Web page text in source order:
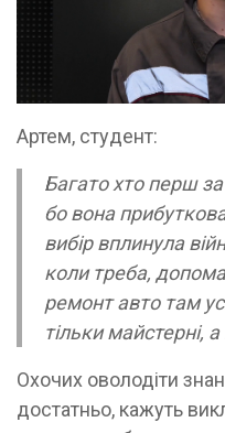
Артем, студент:
Багато хто перш
бо вона
вибір вплинула
коли треба,
ремонт авто там
тільки майстерні,
Охочих оволодіти
достатньо, кажуть